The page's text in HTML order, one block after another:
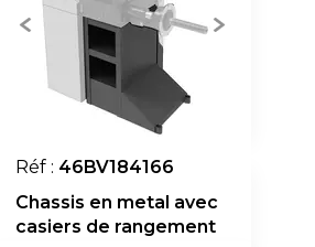
Réf : 46BV184166
Chassis en metal avec
casiers de rangement